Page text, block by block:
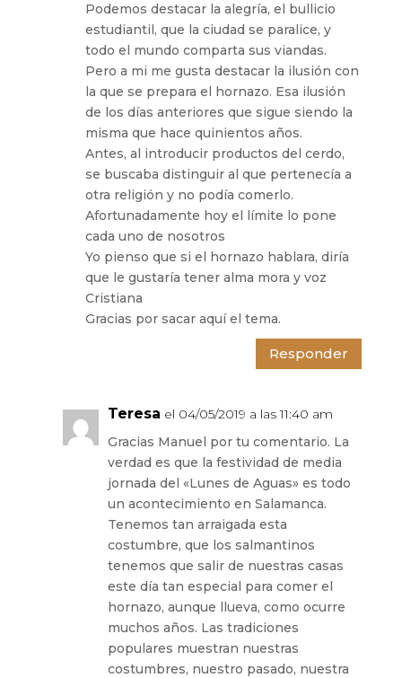
Podemos destacar la alegría, el bullicio
estudiantil, que la ciudad se paralice, y
todo el mundo comparta sus viandas.
Pero a mi me gusta destacar la ilusión con
la que se prepara el hornazo. Esa ilusión
de los días anteriores que sigue siendo la
misma que hace quinientos años.
Antes, al introducir productos del cerdo,
se buscaba distinguir al que pertenecía a
otra religión y no podía comerlo.
Afortunadamente hoy el límite lo pone
cada uno de nosotros
Yo pienso que si el hornazo hablara, diría
que le gustaría tener alma mora y voz
Cristiana
Gracias por sacar aquí el tema.
Responder
Teresa el 04/05/2019 a las 11:40 am
Gracias Manuel por tu comentario. La
verdad es que la festividad de media
jornada del «Lunes de Aguas» es todo
un acontecimiento en Salamanca.
Tenemos tan arraigada esta
costumbre, que los salmantinos
tenemos que salir de nuestras casas
este día tan especial para comer el
hornazo, aunque llueva, como ocurre
muchos años. Las tradiciones
populares muestran nuestras
costumbres, nuestro pasado, nuestra